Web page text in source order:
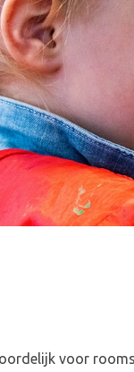
voor